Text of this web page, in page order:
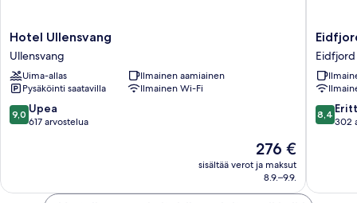
Hotel
Ullensvang
Ullensvang
Hotel Ullensvang
Ullensvang
Uima-allas
Ilmainen aamiainen
Pysäköinti saatavilla
Ilmainen Wi-Fi
9.0
kautta
9,0 Upea
617 arvostelua
Hinta
on
276 €
276 €
sisältää verot ja maksut
8.9.–9.9.
Eidfjord
Hotel
Eidfjord
Eidfjord
8.4
kautta
8,4
302